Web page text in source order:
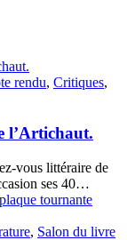
rendu, Critiques,
l’Artichaut.
vous littéraire de
ses 40…
, Salon du livre